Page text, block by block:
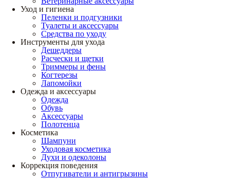
Уход и гигиена
Пеленки и подгузники
Туалеты и аксессуары
Средства по уходу
Инструменты для ухода
Дешеддеры
Расчески и щетки
Триммеры и фены
Когтерезы
Лапомойки
Одежда и аксессуары
Одежда
Обувь
Аксессуары
Полотенца
Косметика
Шампуни
Уходовая косметика
Духи и одеколоны
Коррекция поведения
Отпугиватели и антигрызины